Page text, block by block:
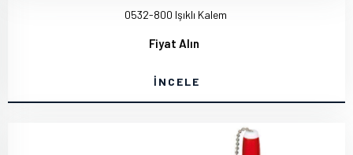
0532-800 Işıklı Kalem
Fiyat Alın
İNCELE